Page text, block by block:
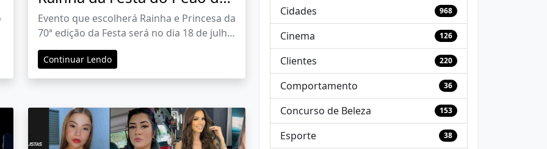
Barretos 2025 vão até dia 23
de maio
Evento que escolherá Rainha e Princesa da
70ª edição da Festa será no dia 18 de julho,
no North Shopping Barretos
Continuar Lendo
Cidades 968
Cinema 126
Clientes 220
Comportamento 36
Concurso de Beleza 153
Esporte 38